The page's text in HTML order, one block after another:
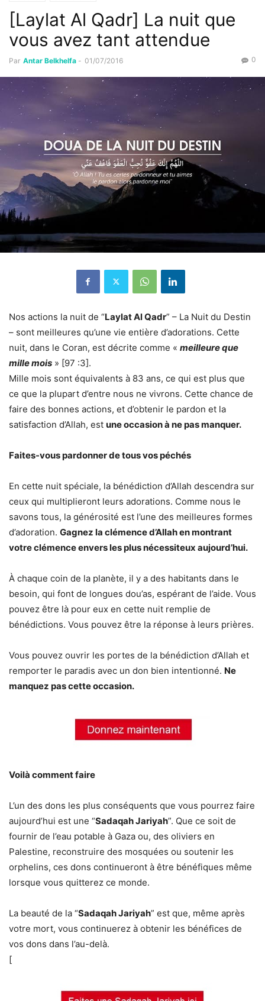
[Laylat Al Qadr] La nuit que
vous avez tant attendue
Par Antar Belkhelfa - 01/07/2016 0
Nos actions la nuit de “Laylat Al Qadr” – La Nuit du Destin
– sont meilleures qu’une vie entière d’adorations. Cette
nuit, dans le Coran, est décrite comme « meilleure que
mille mois » [97 :3].
Mille mois sont équivalents à 83 ans, ce qui est plus que
ce que la plupart d’entre nous ne vivrons. Cette chance de
faire des bonnes actions, et d’obtenir le pardon et la
satisfaction d’Allah, est une occasion à ne pas manquer.
Faites-vous pardonner de tous vos péchés
En cette nuit spéciale, la bénédiction d’Allah descendra sur
ceux qui multiplieront leurs adorations. Comme nous le
savons tous, la générosité est l’une des meilleures formes
d’adoration. Gagnez la clémence d’Allah en montrant
votre clémence envers les plus nécessiteux aujourd’hui.
À chaque coin de la planète, il y a des habitants dans le
besoin, qui font de longues dou’as, espérant de l’aide. Vous
pouvez être là pour eux en cette nuit remplie de
bénédictions. Vous pouvez être la réponse à leurs prières.
Vous pouvez ouvrir les portes de la bénédiction d’Allah et
remporter le paradis avec un don bien intentionné. Ne
manquez pas cette occasion.
Voilà comment faire
L’un des dons les plus conséquents que vous pourrez faire
aujourd’hui est une “Sadaqah Jariyah”. Que ce soit de
fournir de l’eau potable à Gaza ou, des oliviers en
Palestine, reconstruire des mosquées ou soutenir les
orphelins, ces dons continueront à être bénéfiques même
lorsque vous quitterez ce monde.
La beauté de la “Sadaqah Jariyah” est que, même après
votre mort, vous continuerez à obtenir les bénéfices de
vos dons dans l’au-delà.
[